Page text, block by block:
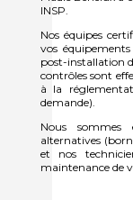
INSP.
Nos équipes
vos
post-installation
contrôles sont
à la
demande).
Nous sommes
alternatives
et nos
maintenance de